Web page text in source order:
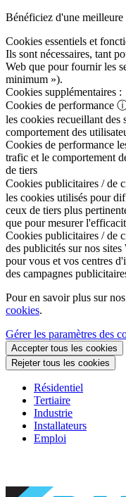
Bénéficiez d'une
Cookies essentiels et
Ils sont nécessaires, tant
Web que pour fournir les
minimum »).
Cookies supplémentaires :
Cookies de performance
les cookies recueillant des
comportement des
Cookies de performance
trafic et le comportement
de tiers
Cookies publicitaires / de
les cookies utilisés pour
ceux de tiers plus
que pour mesurer
Cookies publicitaires / de
des publicités sur nos
pour vous et vos centres
des campagnes
Pour en savoir plus sur
cookies.
Gérer les paramètres des
Accepter tous les cookies
Rejeter tous les cookies
Résidentiel
Tertiaire
Industrie
Installateurs
Emploi